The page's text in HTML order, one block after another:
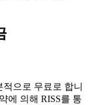
으로 무료로 합니
에 의해 RISS를 통